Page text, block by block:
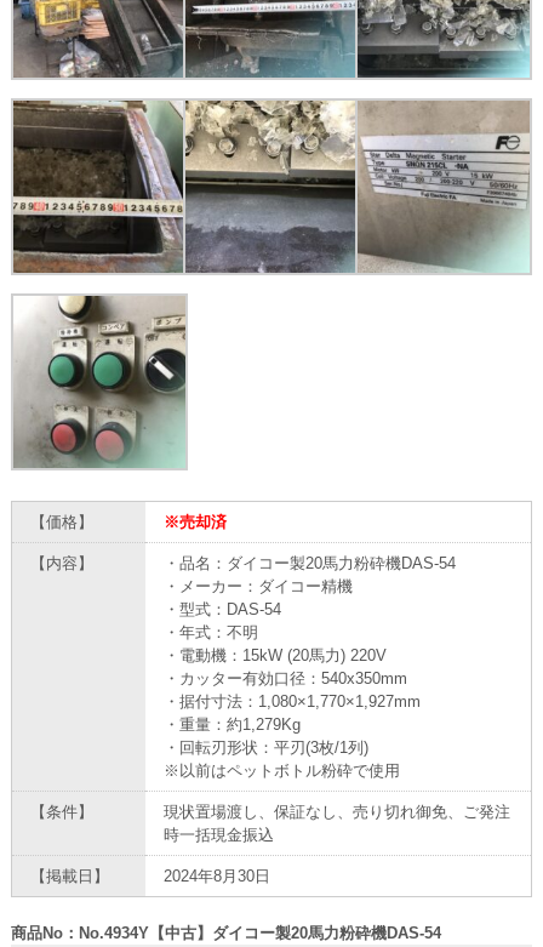
【価格】 ※売却済
【内容】
・品名：ダイコー製20馬力粉砕機DAS-54
・メーカー：ダイコー精機
・型式：DAS-54
・年式：不明
・電動機：15kW (20馬力) 220V
・カッター有効口径：540x350mm
・据付寸法：1,080×1,770×1,927mm
・重量：約1,279Kg
・回転刃形状：平刃(3枚/1列)
※以前はペットボトル粉砕で使用
【条件】
現状置場渡し、保証なし、売り切れ御免、ご発注
時一括現金振込
【掲載日】 2024年8月30日
商品No：No.4934Y【中古】ダイコー製20馬力粉砕機DAS-54